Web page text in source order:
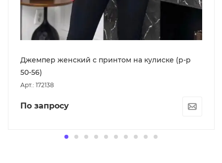
Джемпер женский с принтом на кулиске (р-р
50-56)
Арт.: 172138
По запросу